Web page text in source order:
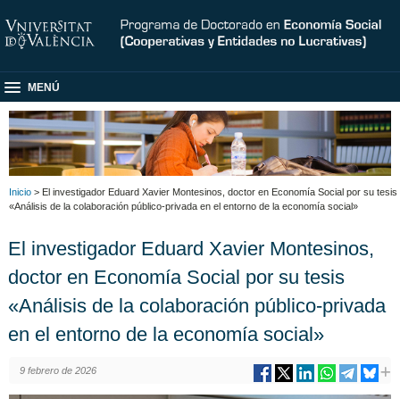
MENÚ
Inicio > El investigador Eduard Xavier Montesinos, doctor en Economía Social por su tesis
«Análisis de la colaboración público-privada en el entorno de la economía social»
El investigador Eduard Xavier Montesinos,
doctor en Economía Social por su tesis
«Análisis de la colaboración público-privada
en el entorno de la economía social»
9 febrero de 2026